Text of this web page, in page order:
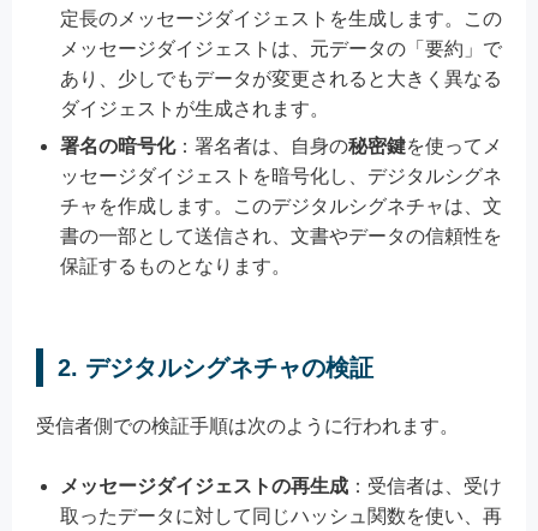
定長のメッセージダイジェストを生成します。この
メッセージダイジェストは、元データの「要約」で
あり、少しでもデータが変更されると大きく異なる
ダイジェストが生成されます。
署名の暗号化：署名者は、自身の秘密鍵を使ってメ
ッセージダイジェストを暗号化し、デジタルシグネ
チャを作成します。このデジタルシグネチャは、文
書の一部として送信され、文書やデータの信頼性を
保証するものとなります。
2. デジタルシグネチャの検証
受信者側での検証手順は次のように行われます。
メッセージダイジェストの再生成 ：受信者は、受け
取ったデータに対して同じハッシュ関数を使い、再